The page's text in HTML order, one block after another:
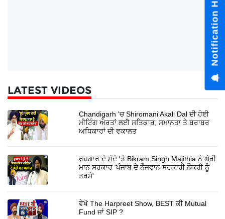
LATEST VIDEOS
Chandigarh 'ਚ Shiromani Akali Dal ਦੀ ਹੋਈ
ਮੀਟਿੰਗ ਔਰਤਾਂ ਲਈ ਸਤਿਕਾਰ, ਸਮਾਨਤਾ ਤੇ ਬਰਾਬਰ
ਅਧਿਕਾਰਾਂ ਦੀ ਵਕਾਲਤ
ਰੁਜ਼ਗਾਰ ਦੇ ਮੁੱਦੇ 'ਤੇ Bikram Singh Majithia ਨੇ ਘੇਰੀ
ਮਾਨ ਸਰਕਾਰ 'ਪੰਜਾਬ ਦੇ ਨੌਜਵਾਨ ਸਰਕਾਰੀ ਨੌਕਰੀ ਨੂੰ
ਤਰਸੇ'
ਵੇਖੋ The Harpreet Show, BEST ਕੀ Mutual
Fund ਜਾਂ SIP ?